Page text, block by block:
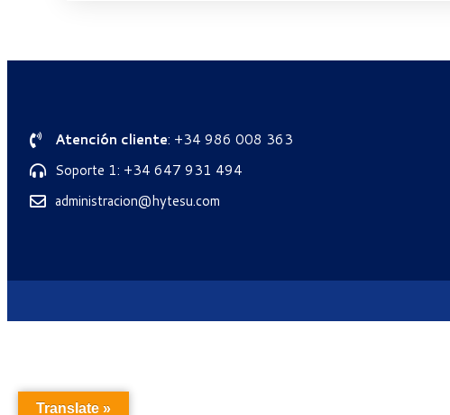
Atención cliente: +34 986 008 363
Soporte 1: +34 647 931 494
administracion@hytesu.com
Translate »